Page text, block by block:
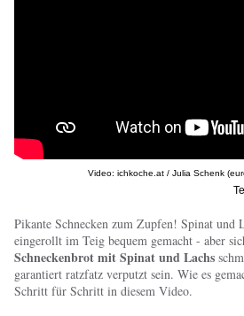
Video: ichkoche.at / Julia Schenk
Pikante Schnecken zum Zupfen! Spinat und
eingerollt im Teig bequem gemacht - aber
Schneckenbrot mit Spinat und Lachs
garantiert ratzfatz verputzt sein. Wie es
Schritt für Schritt in diesem Video.